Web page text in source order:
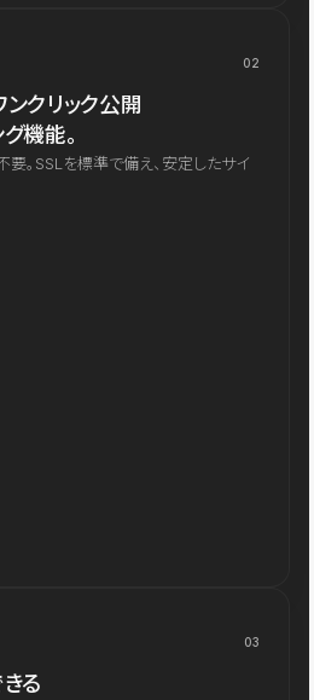
02
クリック公開
機能。
。SSLを標準で備え、安定したサイ
03
る